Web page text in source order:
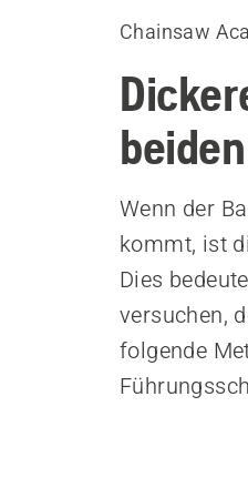
Chainsaw
Wenn der
kommt, ist
Dies
versuchen,
folgende